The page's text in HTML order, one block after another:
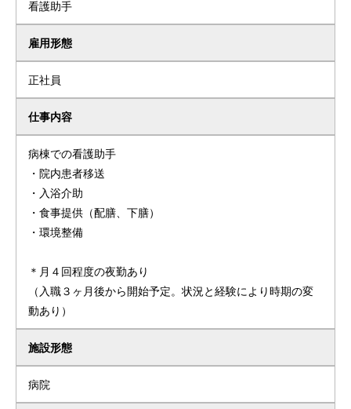
看護助手
雇用形態
正社員
仕事内容
病棟での看護助手
・院内患者移送
・入浴介助
・食事提供（配膳、下膳）
・環境整備
＊月４回程度の夜勤あり
（入職３ヶ月後から開始予定。状況と経験により時期の変
動あり）
施設形態
病院